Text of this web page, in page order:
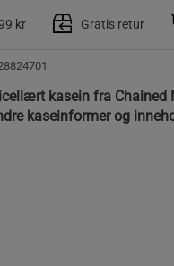
kr Gratis retur
kasein fra
kaseinformer og